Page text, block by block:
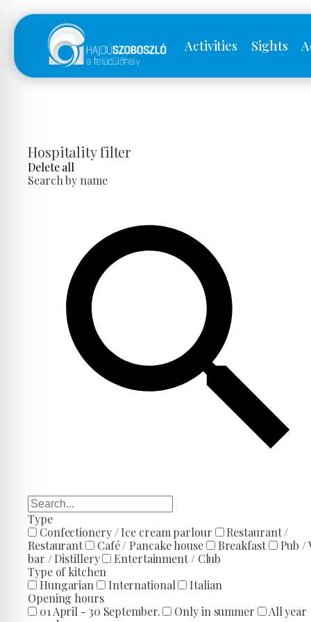
Activities Sights
Hospitality filter
Delete all
Search by name
Type
Confectionery / Ice cream parlour
Restaurant /
Restaurant
Café / Pancake house Breakfast
Pub /
bar / Distillery
Entertainment / Club
Type of kitchen
Hungarian
International
Italian
Opening hours
01 April - 30 September.
Only in summer
All year